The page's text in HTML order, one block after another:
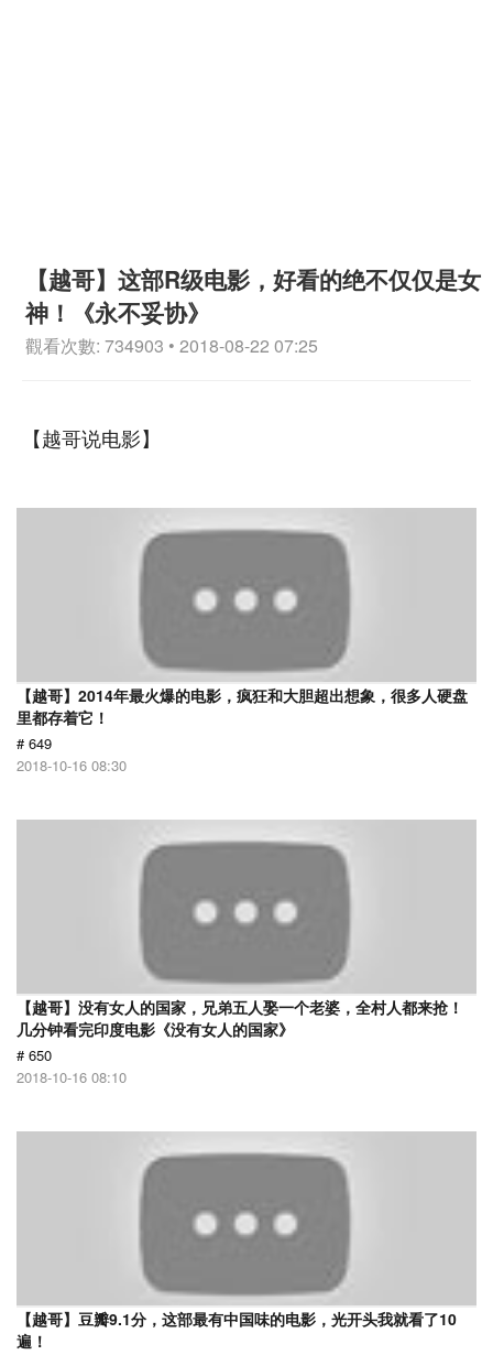
【越哥】这部R级电影，好看的绝不仅仅是女
神！《永不妥协》
觀看次數: 734903 • 2018-08-22 07:25
【越哥说电影】
【越哥】2014年最火爆的电影，疯狂和大胆超出想象，很多人硬盘
里都存着它！
# 649
2018-10-16 08:30
【越哥】没有女人的国家，兄弟五人娶一个老婆，全村人都来抢！
几分钟看完印度电影《没有女人的国家》
# 650
2018-10-16 08:10
【越哥】豆瓣9.1分，这部最有中国味的电影，光开头我就看了10
遍！